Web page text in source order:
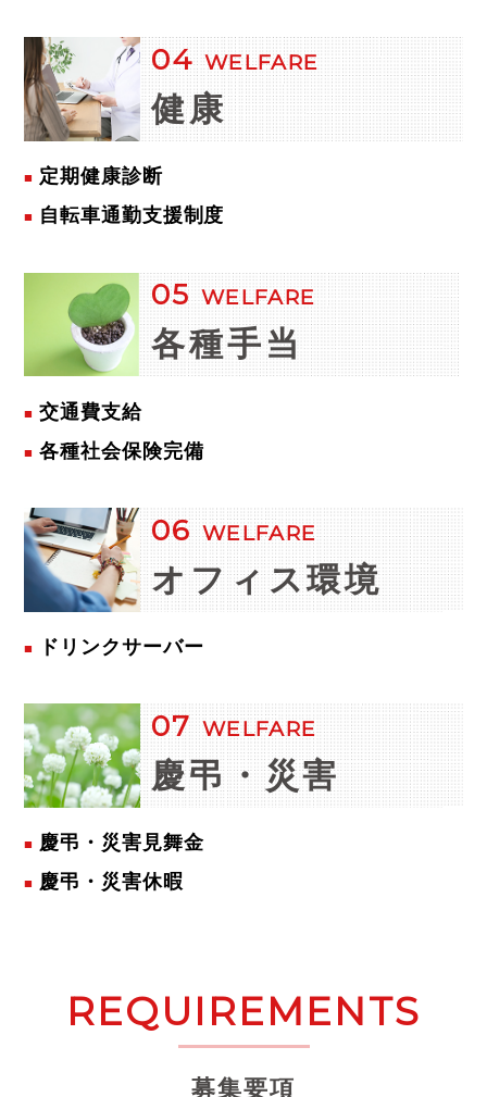
04 WELFARE
健康
定期健康診断
自転車通勤支援制度
05 WELFARE
各種手当
交通費支給
各種社会保険完備
06 WELFARE
オフィス環境
ドリンクサーバー
07 WELFARE
慶弔・災害
慶弔・災害見舞金
慶弔・災害休暇
REQUIREMENTS
募集要項